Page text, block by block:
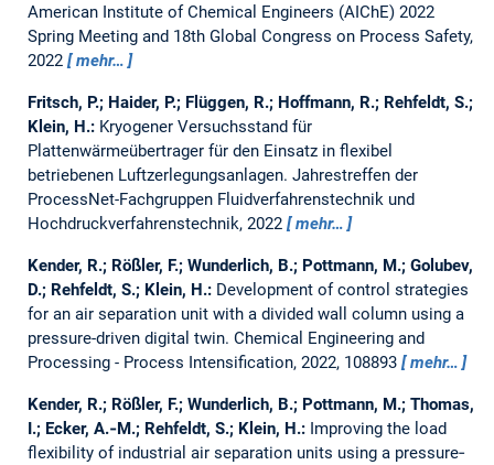
American Institute of Chemical Engineers (AIChE) 2022
Spring Meeting and 18th Global Congress on Process Safety,
2022
mehr…
Fritsch, P.; Haider, P.; Flüggen, R.; Hoffmann, R.; Rehfeldt, S.;
Klein, H.: Kryogener Versuchsstand für
Plattenwärmeübertrager für den Einsatz in flexibel
betriebenen Luftzerlegungsanlagen. Jahrestreffen der
ProcessNet-Fachgruppen Fluidverfahrenstechnik und
Hochdruckverfahrenstechnik, 2022
mehr…
Kender, R.; Rößler, F.; Wunderlich, B.; Pottmann, M.; Golubev,
D.; Rehfeldt, S.; Klein, H.: Development of control strategies
for an air separation unit with a divided wall column using a
pressure-driven digital twin. Chemical Engineering and
Processing - Process Intensification, 2022, 108893
mehr…
Kender, R.; Rößler, F.; Wunderlich, B.; Pottmann, M.; Thomas,
I.; Ecker, A.‐M.; Rehfeldt, S.; Klein, H.: Improving the load
flexibility of industrial air separation units using a pressure‐